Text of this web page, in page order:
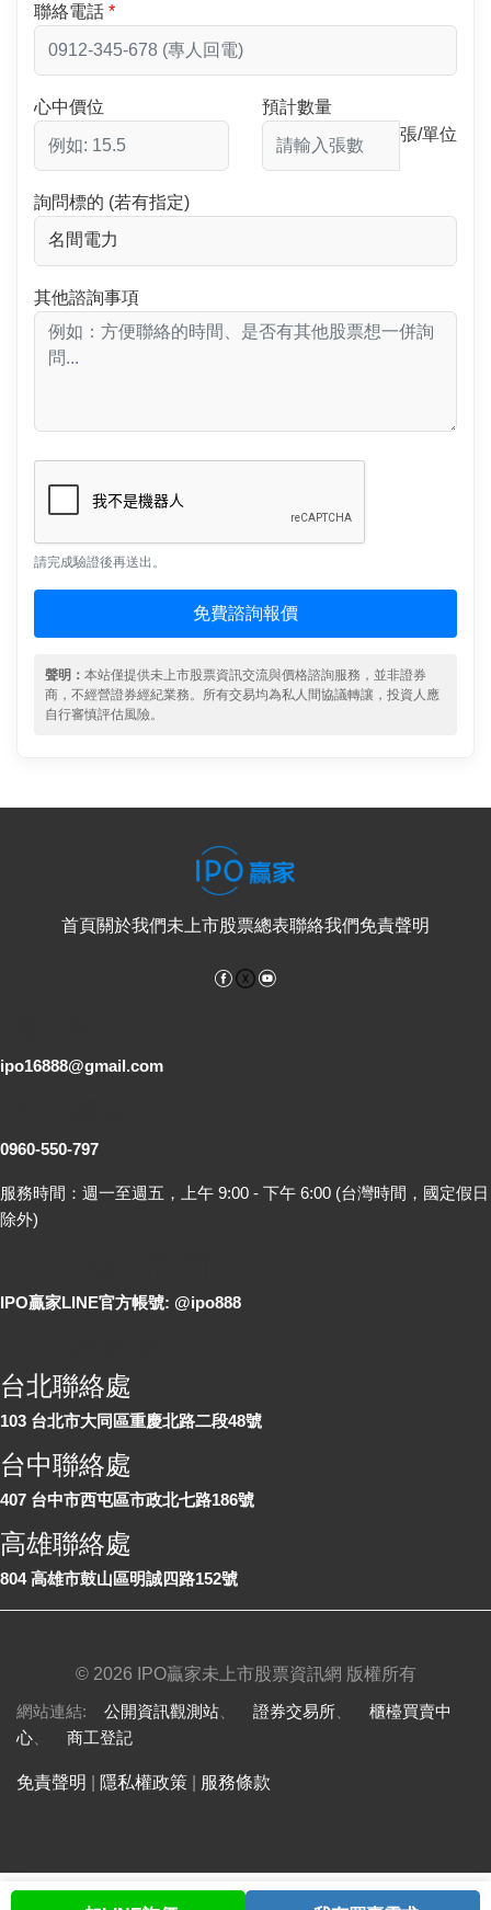
聯絡電話
心中價位
預計數量
張/單位
詢問標的 (若有指定)
其他諮詢事項
請完成驗證後再送出。
免費諮詢報價
聲明： 本站僅提供未上市股票資訊交流與價格諮詢服務，並非證券
商，不經營證券經紀業務。所有交易均為私人間協議轉讓，投資人應
自行審慎評估風險。
首頁關於我們未上市股票總表聯絡我們免責聲明
Facebook
ipo16888@gmail.com
0960-550-797
服務時間：週一至週五，上午 9:00 - 下午 6:00 (台灣時間，國定假日
除外)
IPO贏家LINE官方帳號: @ipo888
台北聯絡處
103 台北市大同區重慶北路二段48號
台中聯絡處
407 台中市西屯區市政北七路186號
高雄聯絡處
804 高雄市鼓山區明誠四路152號
© 2026 IPO贏家未上市股票資訊網 版權所有
網站連結: 公開資訊觀測站 證券交易所
櫃檯買賣中
心
商工登記
免責聲明 隱私權政策 服務條款